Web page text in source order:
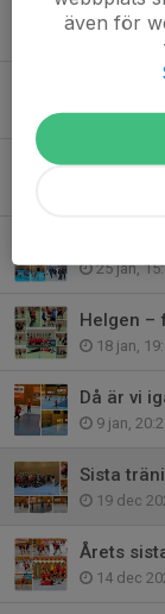
15 mar,
8 mar,
Mer än
25 jan,
Helgen –
18 jan,
Då är vi
9 jan,
Sista
19 dec
Årets
14 dec
även för